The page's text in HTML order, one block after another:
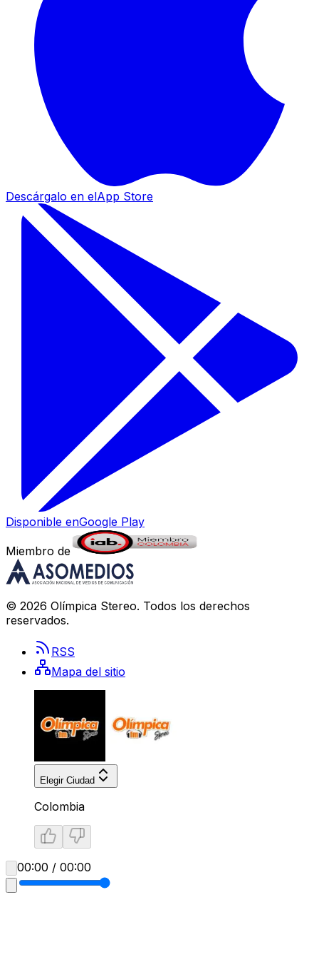
Descárgalo en elApp Store
Disponible enGoogle Play
Miembro de
© 2026 Olímpica Stereo. Todos los derechos
reservados.
RSS
Mapa del sitio
Elegir Ciudad
Colombia
00:00 / 00:00